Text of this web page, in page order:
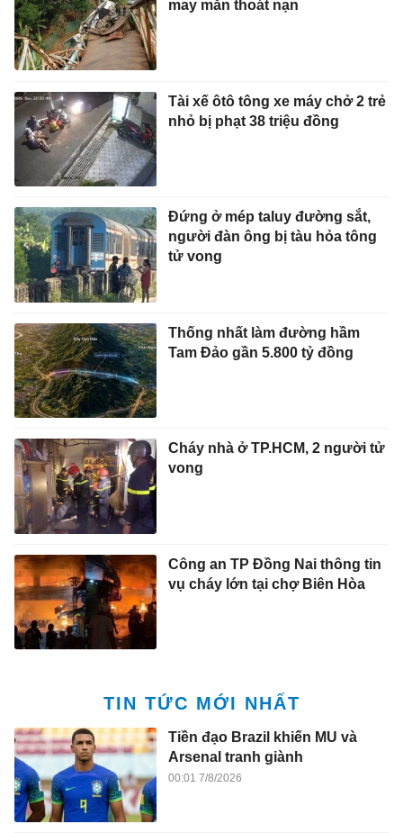
may mắn thoát nạn
Tài xế ôtô tông xe máy chở 2 trẻ
nhỏ bị phạt 38 triệu đồng
Đứng ở mép taluy đường sắt,
người đàn ông bị tàu hỏa tông
tử vong
Thống nhất làm đường hầm
Tam Đảo gần 5.800 tỷ đồng
Cháy nhà ở TP.HCM, 2 người tử
vong
Công an TP Đồng Nai thông tin
vụ cháy lớn tại chợ Biên Hòa
TIN TỨC MỚI NHẤT
Tiền đạo Brazil khiến MU và
Arsenal tranh giành
00:01 7/8/2026